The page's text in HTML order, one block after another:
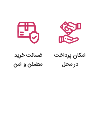
امکان پرداخت
در محل
ضمانت خرید
مطمئن و امن